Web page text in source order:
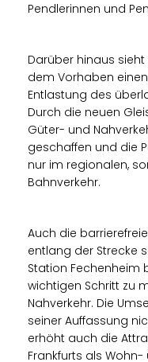
Pendlerinnen und
Darüber hinaus
dem Vorhaben
Entlastung des
Durch die neuen
Güter- und
geschaffen und die
nur im regionalen,
Bahnverkehr.
Auch die
entlang der Strecke
Station Fechenheim
wichtigen Schritt zu
Nahverkehr. Die
seiner Auffassung
erhöht auch die
Frankfurts als